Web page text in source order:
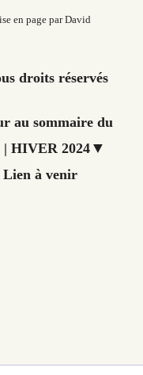
en page par David
droits réservés
au sommaire du
| HIVER 2024▼
Lien à venir